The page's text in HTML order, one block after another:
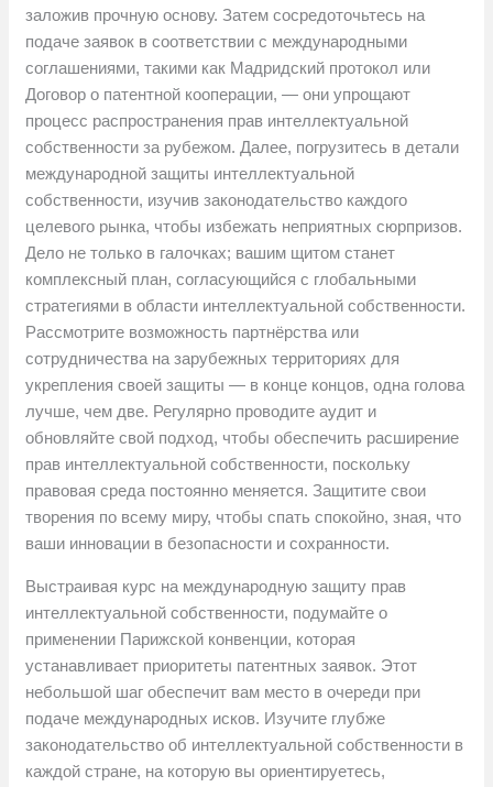
заложив прочную основу. Затем сосредоточьтесь на
подаче заявок в соответствии с международными
соглашениями, такими как Мадридский протокол или
Договор о патентной кооперации, — они упрощают
процесс распространения прав интеллектуальной
собственности за рубежом. Далее, погрузитесь в детали
международной защиты интеллектуальной
собственности, изучив законодательство каждого
целевого рынка, чтобы избежать неприятных сюрпризов.
Дело не только в галочках; вашим щитом станет
комплексный план, согласующийся с глобальными
стратегиями в области интеллектуальной собственности.
Рассмотрите возможность партнёрства или
сотрудничества на зарубежных территориях для
укрепления своей защиты — в конце концов, одна голова
лучше, чем две. Регулярно проводите аудит и
обновляйте свой подход, чтобы обеспечить расширение
прав интеллектуальной собственности, поскольку
правовая среда постоянно меняется. Защитите свои
творения по всему миру, чтобы спать спокойно, зная, что
ваши инновации в безопасности и сохранности.
Выстраивая курс на международную защиту прав
интеллектуальной собственности, подумайте о
применении Парижской конвенции, которая
устанавливает приоритеты патентных заявок. Этот
небольшой шаг обеспечит вам место в очереди при
подаче международных исков. Изучите глубже
законодательство об интеллектуальной собственности в
каждой стране, на которую вы ориентируетесь,